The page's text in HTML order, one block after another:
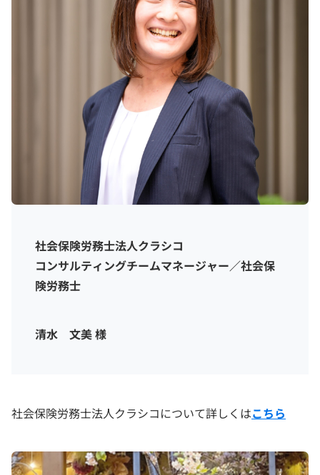
社会保険労務士法人クラシコ
コンサルティングチームマネージャー／社会保
険労務士
清水 文美 様
社会保険労務士法人クラシコについて詳しくはこちら